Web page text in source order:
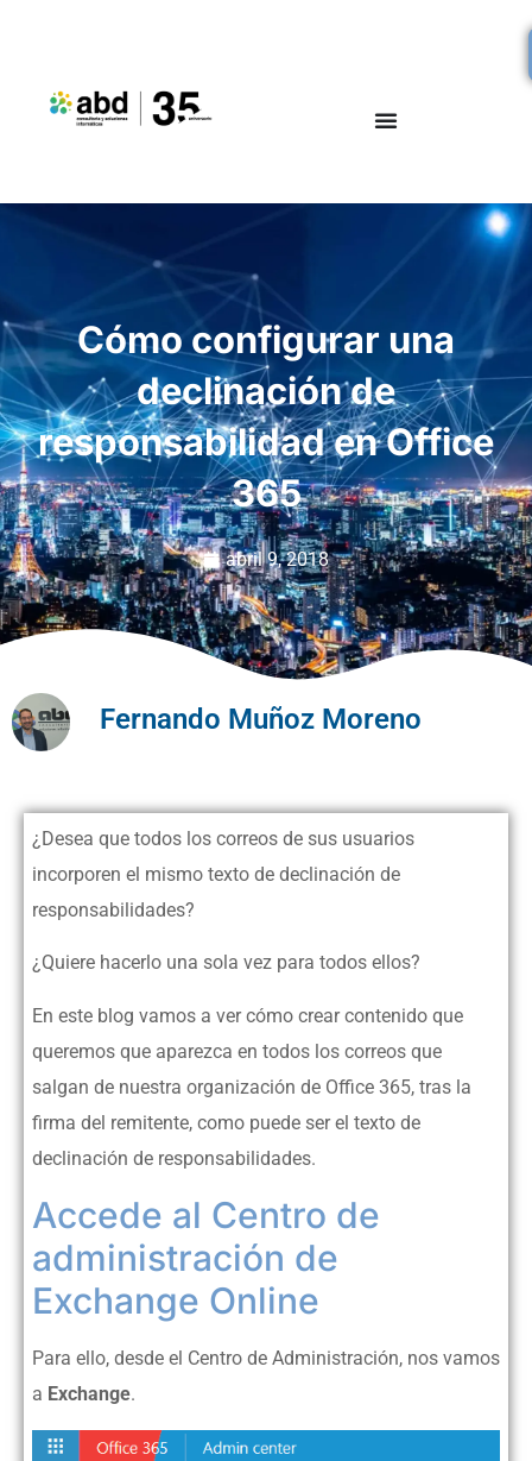
Cómo configurar una
declinación de
responsabilidad en Office
365
abril 9, 2018
Fernando Muñoz Moreno
¿Desea que todos los correos de sus usuarios
incorporen el mismo texto de declinación de
responsabilidades?
¿Quiere hacerlo una sola vez para todos ellos?
En este blog vamos a ver cómo crear contenido que
queremos que aparezca en todos los correos que
salgan de nuestra organización de Office 365, tras la
firma del remitente, como puede ser el texto de
declinación de responsabilidades.
Accede al Centro de
administración de
Exchange Online
Para ello, desde el Centro de Administración, nos vamos
a Exchange.